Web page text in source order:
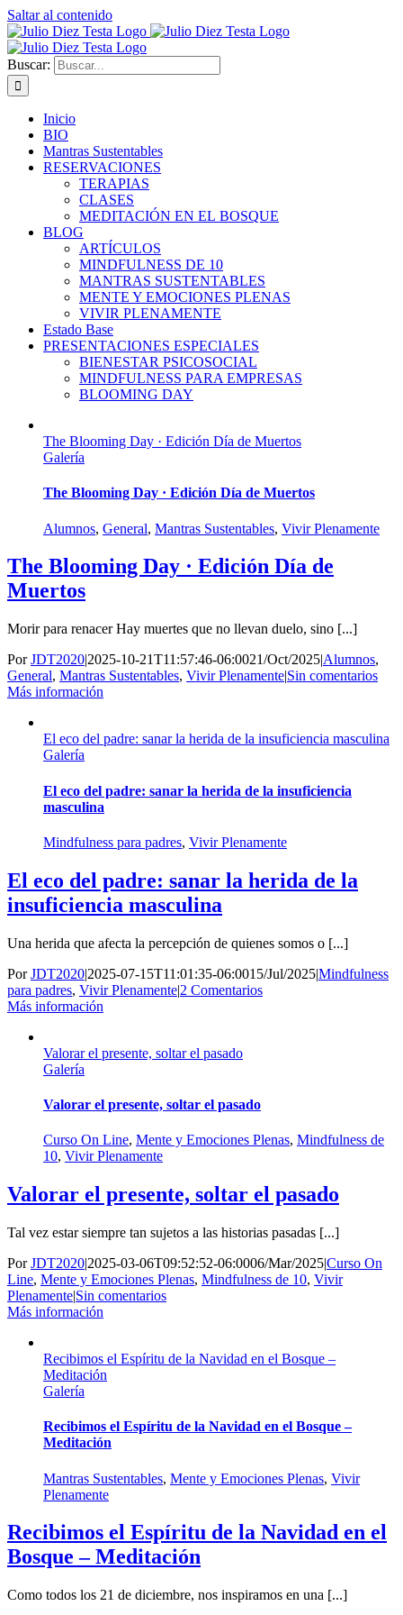
Saltar al contenido
Buscar:
Inicio
BIO
Mantras Sustentables
RESERVACIONES
TERAPIAS
CLASES
MEDITACIÓN EN EL BOSQUE
BLOG
ARTÍCULOS
MINDFULNESS DE 10
MANTRAS SUSTENTABLES
MENTE Y EMOCIONES PLENAS
VIVIR PLENAMENTE
Estado Base
PRESENTACIONES ESPECIALES
BIENESTAR PSICOSOCIAL
MINDFULNESS PARA EMPRESAS
BLOOMING DAY
The Blooming Day · Edición Día de Muertos
Galería
The Blooming Day · Edición Día de Muertos
Alumnos, General, Mantras Sustentables, Vivir Plenamente
The Blooming Day · Edición Día de
Muertos
Morir para renacer Hay muertes que no llevan duelo, sino [...]
PorJDT2020|2025-10-21T11:57:46-06:0021/Oct/2025|Alumnos,
General, Mantras Sustentables, Vivir Plenamente|Sin comentarios
Más información
El eco del padre: sanar la herida de la insuficiencia masculina
Galería
El eco del padre: sanar la herida de la insuficiencia
masculina
Mindfulness para padres, Vivir Plenamente
El eco del padre: sanar la herida de la
insuficiencia masculina
Una herida que afecta la percepción de quienes somos o [...]
PorJDT2020|2025-07-15T11:01:35-06:0015/Jul/2025|Mindfulness
para padres, Vivir Plenamente|2 Comentarios
Más información
Valorar el presente, soltar el pasado
Galería
Valorar el presente, soltar el pasado
Curso On Line, Mente y Emociones Plenas, Mindfulness de
10, Vivir Plenamente
Valorar el presente, soltar el pasado
Tal vez estar siempre tan sujetos a las historias pasadas [...]
PorJDT2020|2025-03-06T09:52:52-06:0006/Mar/2025|Curso On
Line, Mente y Emociones Plenas, Mindfulness de 10, Vivir
Plenamente|Sin comentarios
Más información
Recibimos el Espíritu de la Navidad en el Bosque –
Meditación
Galería
Recibimos el Espíritu de la Navidad en el Bosque –
Meditación
Mantras Sustentables, Mente y Emociones Plenas, Vivir
Plenamente
Recibimos el Espíritu de la Navidad en el
Bosque – Meditación
Como todos los 21 de diciembre, nos inspiramos en una [...]